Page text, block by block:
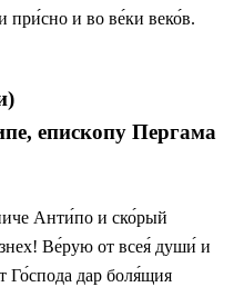
и во ве́ки веко́в.
епископу Пергама
Анти́по и ско́рый
Ве́рую от всея́ души́ и
Го́спода дар боля́щия